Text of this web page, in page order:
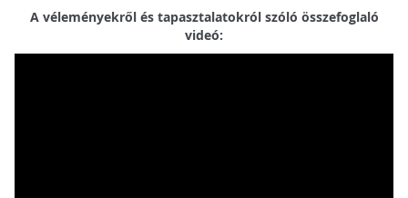
A véleményekről és tapasztalatokról szóló összefoglaló
videó: